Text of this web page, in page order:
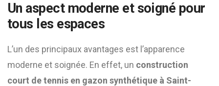
Un aspect moderne et soigné pour
tous les espaces
L’un des principaux avantages est l’apparence
moderne et soignée. En effet, un construction
court de tennis en gazon synthétique à Saint-